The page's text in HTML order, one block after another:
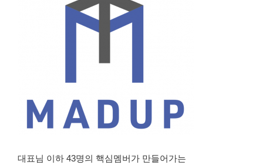
대표님 이하 43명의 핵심멤버가 만들어가는